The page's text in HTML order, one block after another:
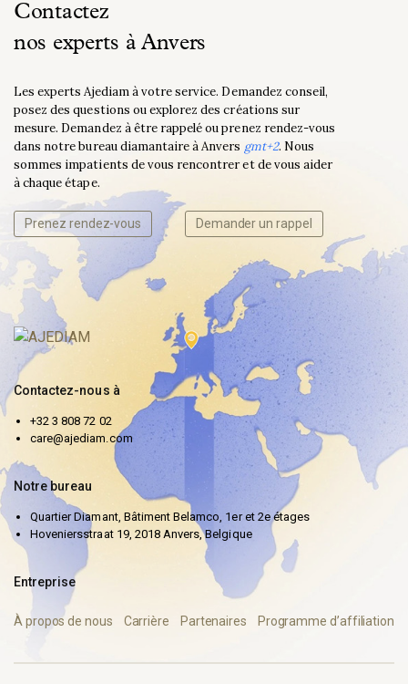
Contactez
nos experts à Anvers
Les experts Ajediam à votre service. Demandez conseil,
posez des questions ou explorez des créations sur
mesure. Demandez à être rappelé ou prenez rendez-vous
dans notre bureau diamantaire à Anvers gmt+2. Nous
sommes impatients de vous rencontrer et de vous aider
à chaque étape.
Prenez rendez-vous Demander un rappel
Contactez-nous à
+32 3 808 72 02
care@ajediam.com
Notre bureau
Quartier Diamant, Bâtiment Belamco, 1er et 2e étages
Hoveniersstraat 19, 2018 Anvers, Belgique
Entreprise
À propos de nous Carrière Partenaires Programme d’affiliation